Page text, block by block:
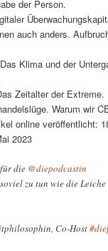
der Person.
auch anders.
Klima und der
Zeitalter der Extreme.
Warum wir
online veröffentlicht:
2023
die @diepodcastin
zu tun wie die Leiche
Co-Host